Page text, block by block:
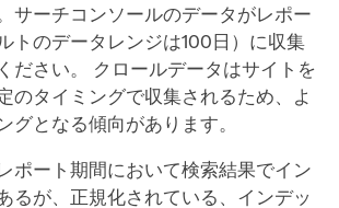
サーチコンソールのデータがレポー
トのデータレンジは100日）に収集
ださい。 クロールデータはサイトを
のタイミングで収集されるため、よ
グとなる傾向があります。
ポート期間において検索結果でイン
るが、正規化されている、インデッ